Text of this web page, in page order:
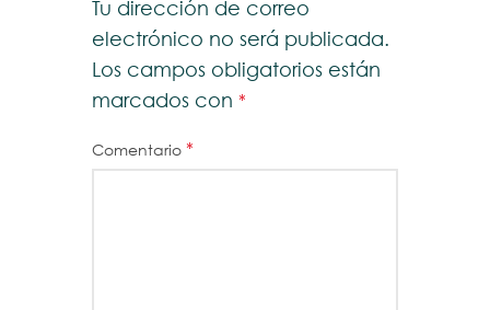
Tu dirección de correo
electrónico no será publicada.
Los campos obligatorios están
marcados con *
Comentario *